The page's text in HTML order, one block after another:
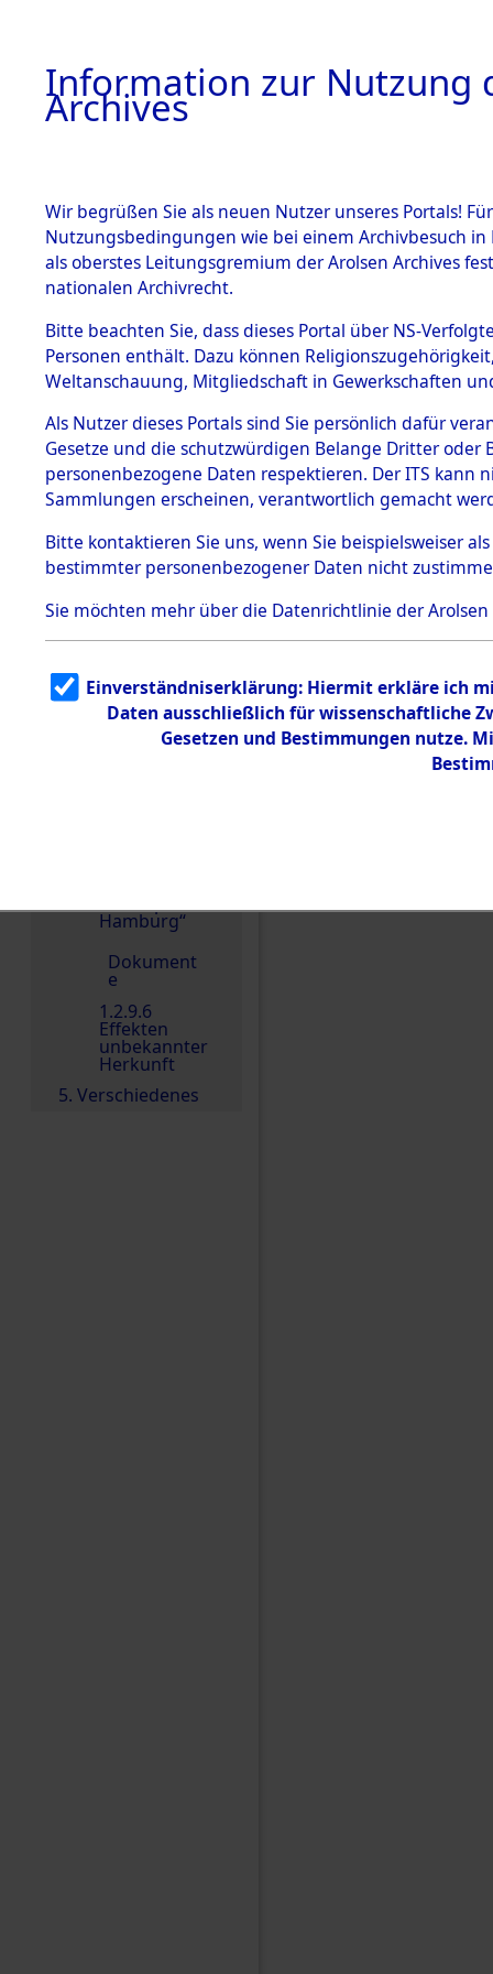
BESTÄNDE
1.
Inhaftierungsdoku
mente
1.2.9 Beim ITS
Effekten
1.2.9.1
Effekten aus
dem KZ
Dachau
1.2.9.2
Effekten aus
dem KZ
Bayerisches
1.2.9.3
Effekten aus
dem KZ
Neuengamm
Hamburg“
Dokument
e
1.2.9.6
Effekten
unbekannter
Herkunft
5. Verschiedenes
0002
Einen Kommentar
Information zur Nutzung
Archives
Wir begrüßen Sie als neuen Nutzer unseres Portals!
Nutzungsbedingungen wie bei einem Archivbesuch
als oberstes Leitungsgremium der Arolsen Archives
nationalen Archivrecht.
Bitte beachten Sie, dass dieses Portal über NS-
Personen enthält. Dazu können
Weltanschauung, Mitgliedschaft in Gewerkschaften
Als Nutzer dieses Portals sind Sie persönlich dafür
Gesetze und die schutzwürdigen Belange Dritter
personenbezogene Daten respektieren. Der ITS
Sammlungen erscheinen, verantwortlich gemacht
Bitte kontaktieren Sie uns, wenn Sie beispielsweiser
bestimmter personenbezogener Daten nicht
Sie möchten mehr über die Datenrichtlinie der Arolsen
Einverständniserklärung: Hiermit erkläre ich
Daten ausschließlich für wissenschaftliche
Gesetzen und Bestimmungen nutze.